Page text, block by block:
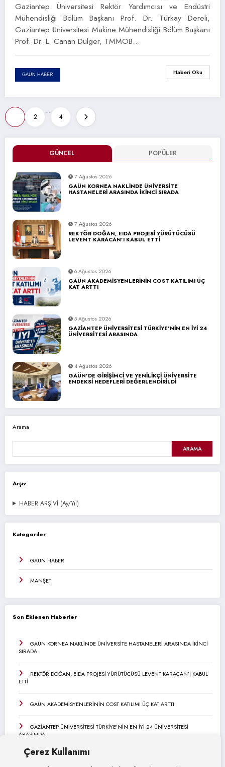
Çerez Kullanımı
GÜNCEL POPÜLER
7 Ağustos 2026
GAÜN KORNEA NAKLİNDE ÜNİVERSİTE
HASTANELERİ ARASINDA İKİNCİ SIRADA
7 Ağustos 2026
REKTÖR DOĞAN, EIDA PROJESİ YÜRÜTÜCÜSÜ
LEVENT KARACAN’I KABUL ETTİ
6 Ağustos 2026
GAÜN AKADEMİSYENLERİNİN COST KATILIMI ÜÇ
KAT ARTTI
5 Ağustos 2026
GAZİANTEP ÜNİVERSİTESİ TÜRKİYE’NİN EN İYİ 24
ÜNİVERSİTESİ ARASINDA
4 Ağustos 2026
GAÜN’DE GİRİŞİMCİ VE YENİLİKÇİ ÜNİVERSİTE
ENDEKSİ HEDEFLERİ DEĞERLENDİRİLDİ
Arama
ARAMA
Arşiv
HABER ARŞİVİ (Ay/Yıl)
Kategoriler
GAÜN HABER
MANŞET
Son Eklenen Haberler
GAÜN KORNEA NAKLİNDE ÜNİVERSİTE HASTANELERİ ARASINDA İKİNCİ
SIRADA
REKTÖR DOĞAN, EIDA PROJESİ YÜRÜTÜCÜSÜ LEVENT KARACAN’I KABUL
ETTİ
GAÜN AKADEMİSYENLERİNİN COST KATILIMI ÜÇ KAT ARTTI
GAZİANTEP ÜNİVERSİTESİ TÜRKİYE’NİN EN İYİ 24 ÜNİVERSİTESİ
ARASINDA
GAÜN’DE GİRİŞİMCİ VE YENİLİKÇİ ÜNİVERSİTE ENDEKSİ HEDEFLERİ
Gaziantep Üniversitesi Rektör Yardımcısı ve Endüstri
Mühendisliği Bölüm Başkanı Prof. Dr. Türkay Dereli,
Gaziantep Üniversitesi Makine Mühendisliği Bölüm Başkanı
Prof. Dr. L. Canan Dülger, TMMOB…
GAÜN HABER Haberi Oku
Yazı
sayfalaması
2
…
4